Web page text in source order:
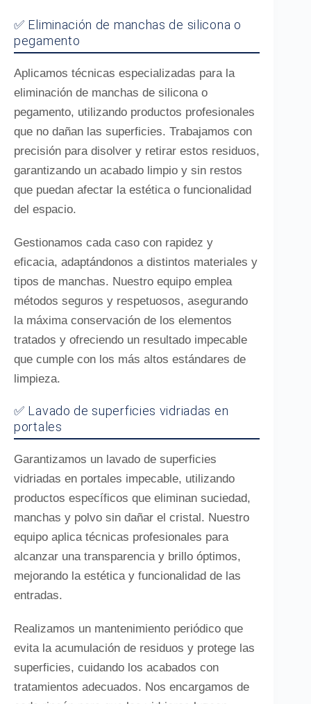
✅ Eliminación de manchas de silicona o
pegamento
Aplicamos técnicas especializadas para la
eliminación de manchas de silicona o
pegamento, utilizando productos profesionales
que no dañan las superficies. Trabajamos con
precisión para disolver y retirar estos residuos,
garantizando un acabado limpio y sin restos
que puedan afectar la estética o funcionalidad
del espacio.
Gestionamos cada caso con rapidez y
eficacia, adaptándonos a distintos materiales y
tipos de manchas. Nuestro equipo emplea
métodos seguros y respetuosos, asegurando
la máxima conservación de los elementos
tratados y ofreciendo un resultado impecable
que cumple con los más altos estándares de
limpieza.
✅ Lavado de superficies vidriadas en
portales
Garantizamos un lavado de superficies
vidriadas en portales impecable, utilizando
productos específicos que eliminan suciedad,
manchas y polvo sin dañar el cristal. Nuestro
equipo aplica técnicas profesionales para
alcanzar una transparencia y brillo óptimos,
mejorando la estética y funcionalidad de las
entradas.
Realizamos un mantenimiento periódico que
evita la acumulación de residuos y protege las
superficies, cuidando los acabados con
tratamientos adecuados. Nos encargamos de